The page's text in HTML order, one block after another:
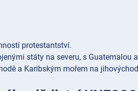
protestantství.
státy na severu, s Guatemalou
a Karibským mořem na